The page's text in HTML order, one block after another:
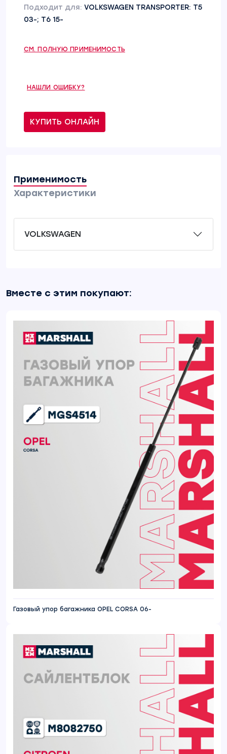
Подходит для: VOLKSWAGEN TRANSPORTER: T5
03-; T6 15-
СМ. ПОЛНУЮ ПРИМЕНИМОСТЬ
НАШЛИ ОШИБКУ?
КУПИТЬ ОНЛАЙН
Применимость
Характеристики
VOLKSWAGEN
Вместе с этим покупают:
Газовый упор багажника OPEL CORSA 06-